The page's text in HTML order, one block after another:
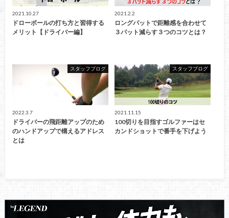
2021.10.27
ドローボールの打ち方と習得する
メリット【ドライバー編】
2021.2.2
ロングパットで距離感を合わせて
３パット減らす３つのコツとは？
スタッフブログ
2022.3.7
ドライバーの飛距離アップのため
のハンドアップで構えるアドレス
とは
スタッフブログ
2021.11.15
100切りを目指すゴルファーはセ
カンドショットで番手を下げよう